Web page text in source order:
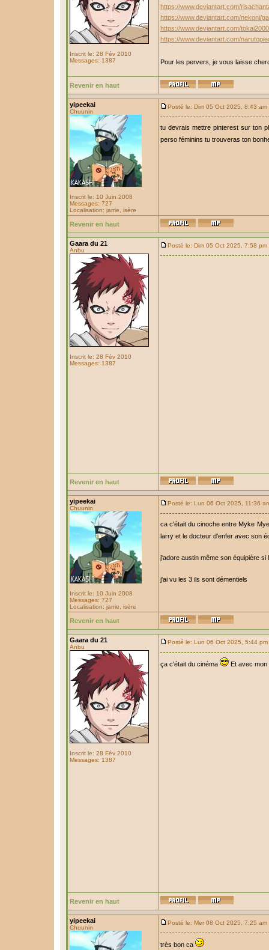
Inscrit le: 28 Fév 2010
Messages: 1387
https://www.deviantart.com/
https://www.deviantart.com/nekoni/
https://www.deviantart.com/
https://www.deviantart.com/
Pour les pervers, je vous laisse
Revenir en haut
yipeekai
Chuunin
Inscrit le: 10 Juin 2008
Messages: 727
Localisation: jarrie, isère
Posté le: Dim 05 Oct 2025, 8:43 am
tu devrais mettre pinterest sur ton
perso féminins tu trouveras ton
Revenir en haut
Gaara du 21
Anbu
Inscrit le: 28 Fév 2010
Messages: 1387
Posté le: Dim 05 Oct 2025, 7:58 pm
Revenir en haut
yipeekai
Chuunin
Inscrit le: 10 Juin 2008
Messages: 727
Localisation: jarrie, isère
Posté le: Lun 06 Oct 2025, 11:36
ca c'était du cinoche entre Myke
larry et le docteur d'enfer avec son
j'adore austin même son équipière si
j'ai vu les 3 ils sont démentiels
Revenir en haut
Gaara du 21
Anbu
Inscrit le: 28 Fév 2010
Messages: 1387
Posté le: Lun 06 Oct 2025, 5:44 pm
ça c'était du cinéma Et avec mon
Revenir en haut
yipeekai
Chuunin
Posté le: Mer 08 Oct 2025, 7:25 am
très bon ca